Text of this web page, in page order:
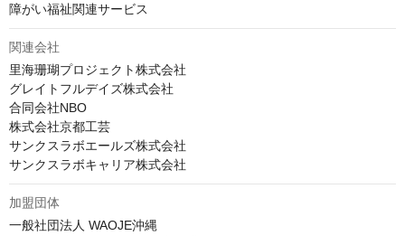
障がい福祉関連サービス
関連会社
里海珊瑚プロジェクト株式会社
グレイトフルデイズ株式会社
合同会社NBO
株式会社京都工芸
サンクスラボエールズ株式会社
サンクスラボキャリア株式会社
加盟団体
一般社団法人 WAOJE沖縄